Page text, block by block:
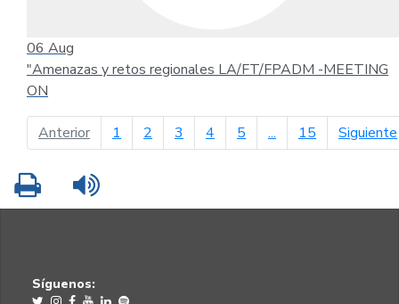
06 Aug
"Amenazas y retos regionales LA/FT/FPADM -MEETING
ON
Anteriorpágina anterior
1 2 3 4 5 ... 15 Siguiente
Imprimir
Síguenos: